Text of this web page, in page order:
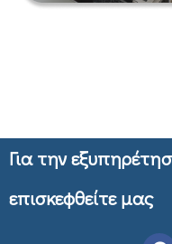
Για την
επισκεφθείτε μας